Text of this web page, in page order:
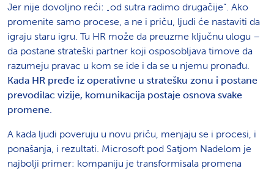
Jer nije dovoljno reći: „od sutra radimo drugačije“. Ako
promenite samo procese, a ne i priču, ljudi će nastaviti da
igraju staru igru. Tu HR može da preuzme ključnu ulogu –
da postane strateški partner koji osposobljava timove da
razumeju pravac u kom se ide i da se u njemu pronađu.
Kada HR pređe iz operativne u stratešku zonu i postane
prevodilac vizije, komunikacija postaje osnova svake
promene.
A kada ljudi poveruju u novu priču, menjaju se i procesi, i
ponašanja, i rezultati. Microsoft pod Satjom Nadelom je
najbolji primer: kompaniju je transformisala promena